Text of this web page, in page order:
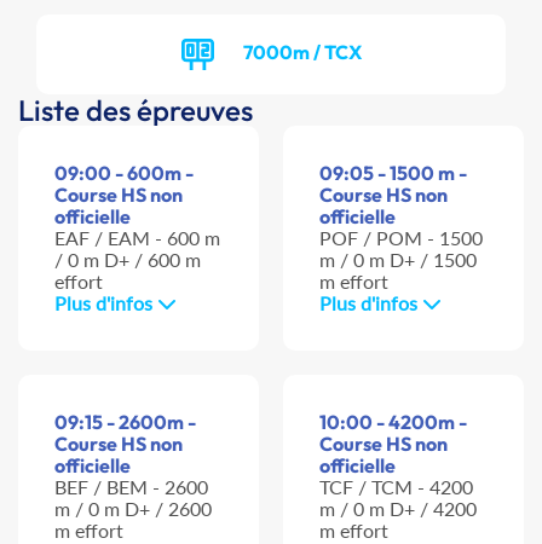
7000m / TCX
Liste des épreuves
09:00 - 600m -
Course HS non
officielle
EAF / EAM - 600 m
/ 0 m D+ / 600 m
effort
Plus d'infos
09:05 - 1500 m -
Course HS non
officielle
POF / POM - 1500
m / 0 m D+ / 1500
m effort
Plus d'infos
09:15 - 2600m -
Course HS non
officielle
BEF / BEM - 2600
m / 0 m D+ / 2600
m effort
10:00 - 4200m -
Course HS non
officielle
TCF / TCM - 4200
m / 0 m D+ / 4200
m effort